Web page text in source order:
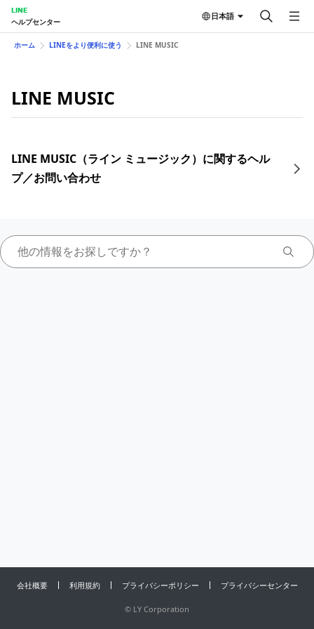
LINE
ヘルプセンター
日本語
ホーム LINEをより便利に使う LINE MUSIC
LINE MUSIC
LINE MUSIC（ライン ミュージック）に関するヘル
プ／お問い合わせ
会社概要 利用規約 プライバシーポリシー プライバシーセンター
© LY Corporation